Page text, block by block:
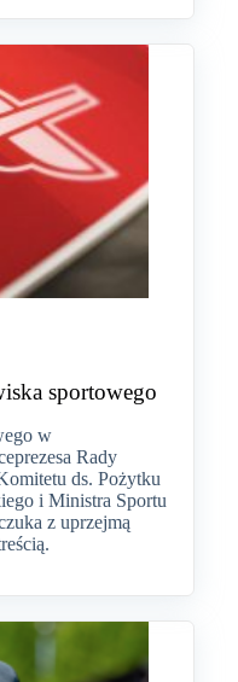
sportowego
w
Rady
ds. Pożytku
i Ministra Sportu
z uprzejmą